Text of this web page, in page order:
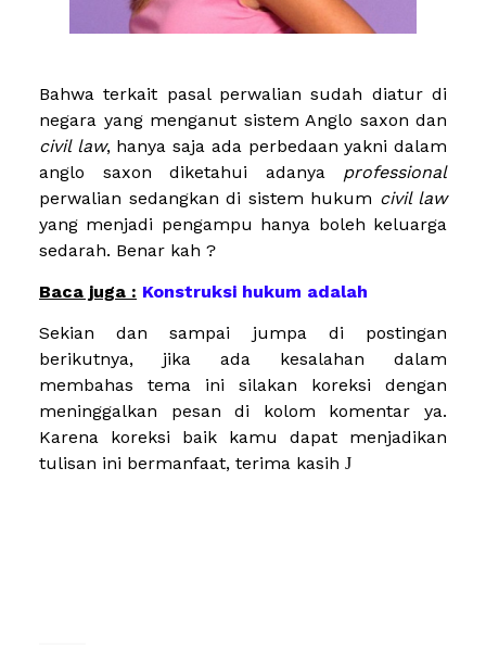
Bahwa terkait pasal perwalian sudah diatur di
negara yang menganut sistem Anglo saxon dan
civil law, hanya saja ada perbedaan yakni dalam
anglo saxon diketahui adanya professional
perwalian sedangkan di sistem hukum civil law
yang menjadi pengampu hanya boleh keluarga
sedarah. Benar kah ?
Baca juga : Konstruksi hukum adalah
Sekian dan sampai jumpa di postingan
berikutnya, jika ada kesalahan dalam
membahas tema ini silakan koreksi dengan
meninggalkan pesan di kolom komentar ya.
Karena koreksi baik kamu dapat menjadikan
tulisan ini bermanfaat, terima kasih J